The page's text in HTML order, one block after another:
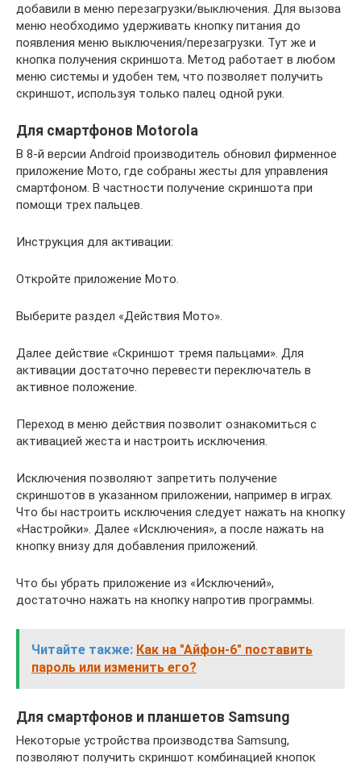
добавили в меню перезагрузки/выключения. Для вызова
меню необходимо удерживать кнопку питания до
появления меню выключения/перезагрузки. Тут же и
кнопка получения скриншота. Метод работает в любом
меню системы и удобен тем, что позволяет получить
скриншот, используя только палец одной руки.
Для смартфонов Motorola
В 8-й версии Android производитель обновил фирменное
приложение Мото, где собраны жесты для управления
смартфоном. В частности получение скриншота при
помощи трех пальцев.
Инструкция для активации:
Откройте приложение Мото.
Выберите раздел «Действия Мото».
Далее действие «Скриншот тремя пальцами». Для
активации достаточно перевести переключатель в
активное положение.
Переход в меню действия позволит ознакомиться с
активацией жеста и настроить исключения.
Исключения позволяют запретить получение
скриншотов в указанном приложении, например в играх.
Что бы настроить исключения следует нажать на кнопку
«Настройки». Далее «Исключения», а после нажать на
кнопку внизу для добавления приложений.
Что бы убрать приложение из «Исключений»,
достаточно нажать на кнопку напротив программы.
Читайте также: Как на "Айфон-6" поставить
пароль или изменить его?
Для смартфонов и планшетов Samsung
Некоторые устройства производства Samsung,
позволяют получить скриншот комбинацией кнопок